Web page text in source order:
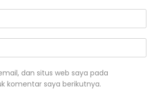
dan situs web saya pada
komentar saya berikutnya.